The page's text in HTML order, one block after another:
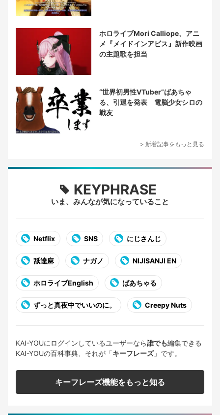
ホロライブMori Calliope、アニ
メ『メイドインアビス』新作映画
の主題歌を担当
“世界初男性VTuber”ばあちゃ
る、引退を発表 電脳少女シロの
戦友
> 新着記事をもっと見る
KEYPHRASE
いま、みんなが気になっていること
Netflix SNS にじさんじ
舐達麻 ナガノ NIJISANJI EN
ホロライブEnglish ばあちゃる
ずっと真夜中でいいのに。 Creepy Nuts
KAI-YOUにログインしているユーザーなら誰でも編集できる
KAI-YOUの百科事典、それが「キーフレーズ」です。
キーフレーズ機能をもっと知る